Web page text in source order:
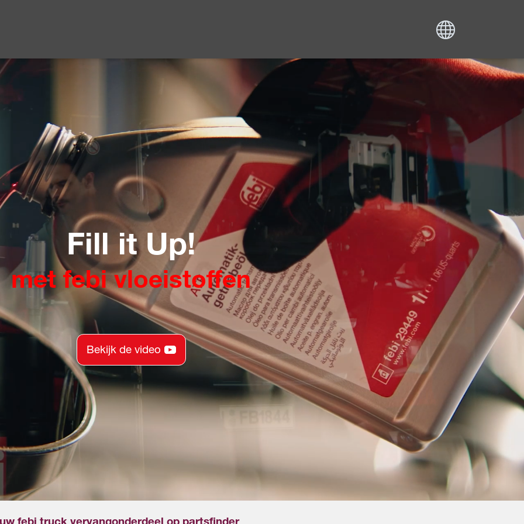
Fill it Up!
met febi vloeistoffen
Bekijk de video
febi truck vervangonderdeel op partsfinder